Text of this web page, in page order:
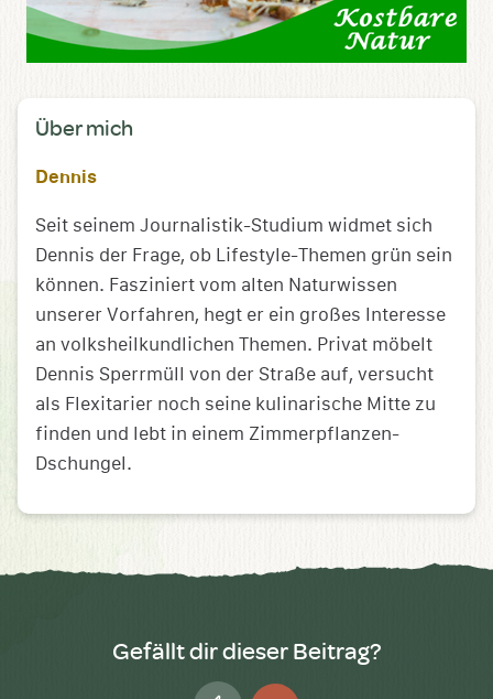
Über mich
Dennis
Seit seinem Journalistik-Studium widmet sich
Dennis der Frage, ob Lifestyle-Themen grün sein
können. Fasziniert vom alten Naturwissen
unserer Vorfahren, hegt er ein großes Interesse
an volksheilkundlichen Themen. Privat möbelt
Dennis Sperrmüll von der Straße auf, versucht
als Flexitarier noch seine kulinarische Mitte zu
finden und lebt in einem Zimmerpflanzen-
Dschungel.
Gefällt dir dieser Beitrag?